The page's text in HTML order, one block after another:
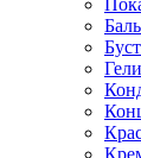
Гели